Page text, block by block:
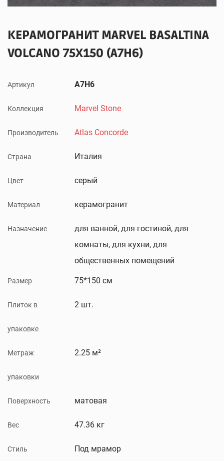
КЕРАМОГРАНИТ MARVEL BASALTINA
VOLCANO 75X150 (A7H6)
Артикул A7H6
Коллекция Marvel Stone
Производитель Atlas Concorde
Страна Италия
Цвет серый
Материал керамогранит
Назначение
для ванной, для гостиной, для
комнаты, для кухни, для
общественных помещений
Размер 75*150 см
Плиток в
упаковке
2 шт.
Метраж
упаковки
2.25 м²
Поверхность матовая
Вес 47.36 кг
Стиль Под мрамор